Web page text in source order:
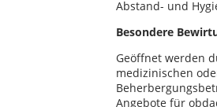
Abstand- und
Besondere
Geöffnet werden
medizinischen
Angebote für